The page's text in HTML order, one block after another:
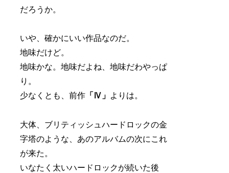
だろうか。
いや、確かにいい作品なのだ。
地味だけど。
地味かな。地味だよね、地味だわやっぱ
り。
少なくとも、前作 「Ⅳ」 よりは。
大体、ブリティッシュハードロックの金
字塔のような、あのアルバムの次にこれ
が来た。
いなたく太いハードロックが続いた後